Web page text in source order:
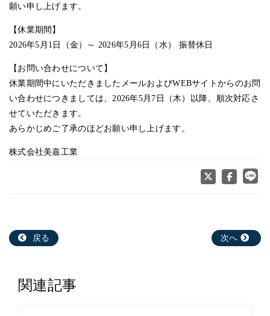
願い申し上げます。
【休業期間】
2026年5月1日（金）～ 2026年5月6日（水） 振替休日
【お問い合わせについて】
休業期間中にいただきましたメールおよびWEBサイトからのお問
い合わせにつきましては、2026年5月7日（木）以降、順次対応さ
せていただきます。
あらかじめご了承のほどお願い申し上げます。
株式会社美嘉工業
戻る 次へ
関連記事